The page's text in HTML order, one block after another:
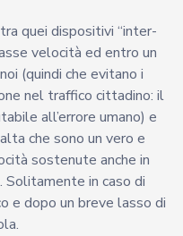
quei dispositivi “inter-
velocità ed entro un
(quindi che evitano i
nel traffico cittadino: il
all’errore umano) e
che sono un vero e
sostenute anche in
in caso di
e dopo un breve lasso di